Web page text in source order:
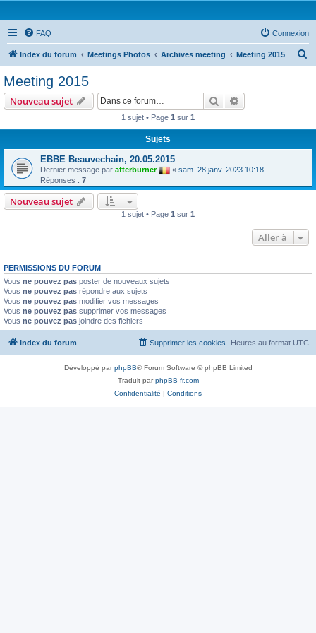
FAQ Connexion
Index du forum Meetings Photos Archives meeting Meeting 2015
e
Meeting 2015
Nouveau sujet Rechercher
1 sujet • Page 1 sur 1
Sujets
EBBE Beauvechain, 20.05.2015
Dernier message par afterburner « sam. 28 janv. 2023 10:18
Réponses : 7
Nouveau sujet
1 sujet • Page 1 sur 1
Aller à
PERMISSIONS DU FORUM
Vous ne pouvez pas poster de nouveaux sujets
Vous ne pouvez pas répondre aux sujets
Vous ne pouvez pas modifier vos messages
Vous ne pouvez pas supprimer vos messages
Vous ne pouvez pas joindre des fichiers
Index du forum Heures au format UTC
Supprimer les cookies
Développé parphpBB® Forum Software © phpBB Limited
Traduit parphpBB-fr.com
Confidentialité | Conditions